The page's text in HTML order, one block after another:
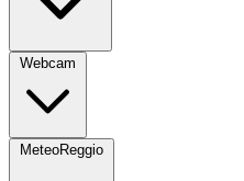
Webcam
MeteoReggio